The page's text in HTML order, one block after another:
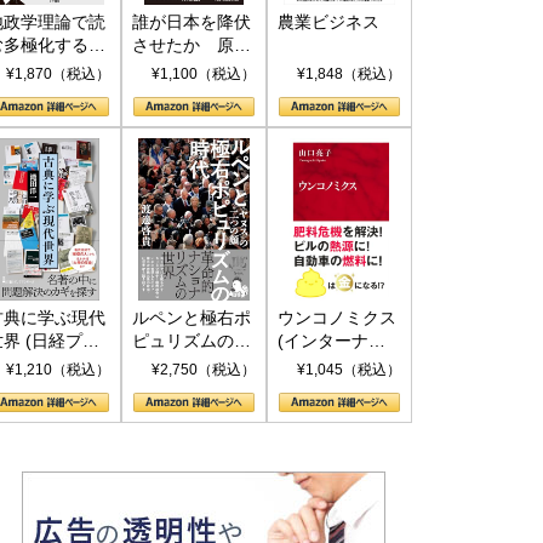
政学理論で読
多極化する世
トランプと
¥1,870（税込）
誰が日本を降伏
させたか 原爆
投下、ソ連参
(PHP新書)
¥1,100（税込）
農業ビジネス
¥1,848（税込）
典に学ぶ現代
界 (日経プレ
アシリーズ)
¥1,210（税込）
ルペンと極右ポ
ピュリズムの時
代：〈ヤヌス〉
¥2,750（税込）
ウンコノミクス
(インターナシ
ョナル新書)
¥1,045（税込）